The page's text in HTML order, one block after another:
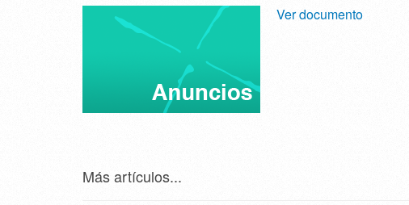
Ver documento
Más artículos...